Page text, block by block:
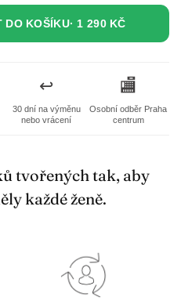
DO KOŠÍKU· 1 290 KČ
↩️
30 dní na výměnu
nebo vrácení
🏬
Osobní odběr Praha
centrum
tvořených tak, aby
každé ženě.